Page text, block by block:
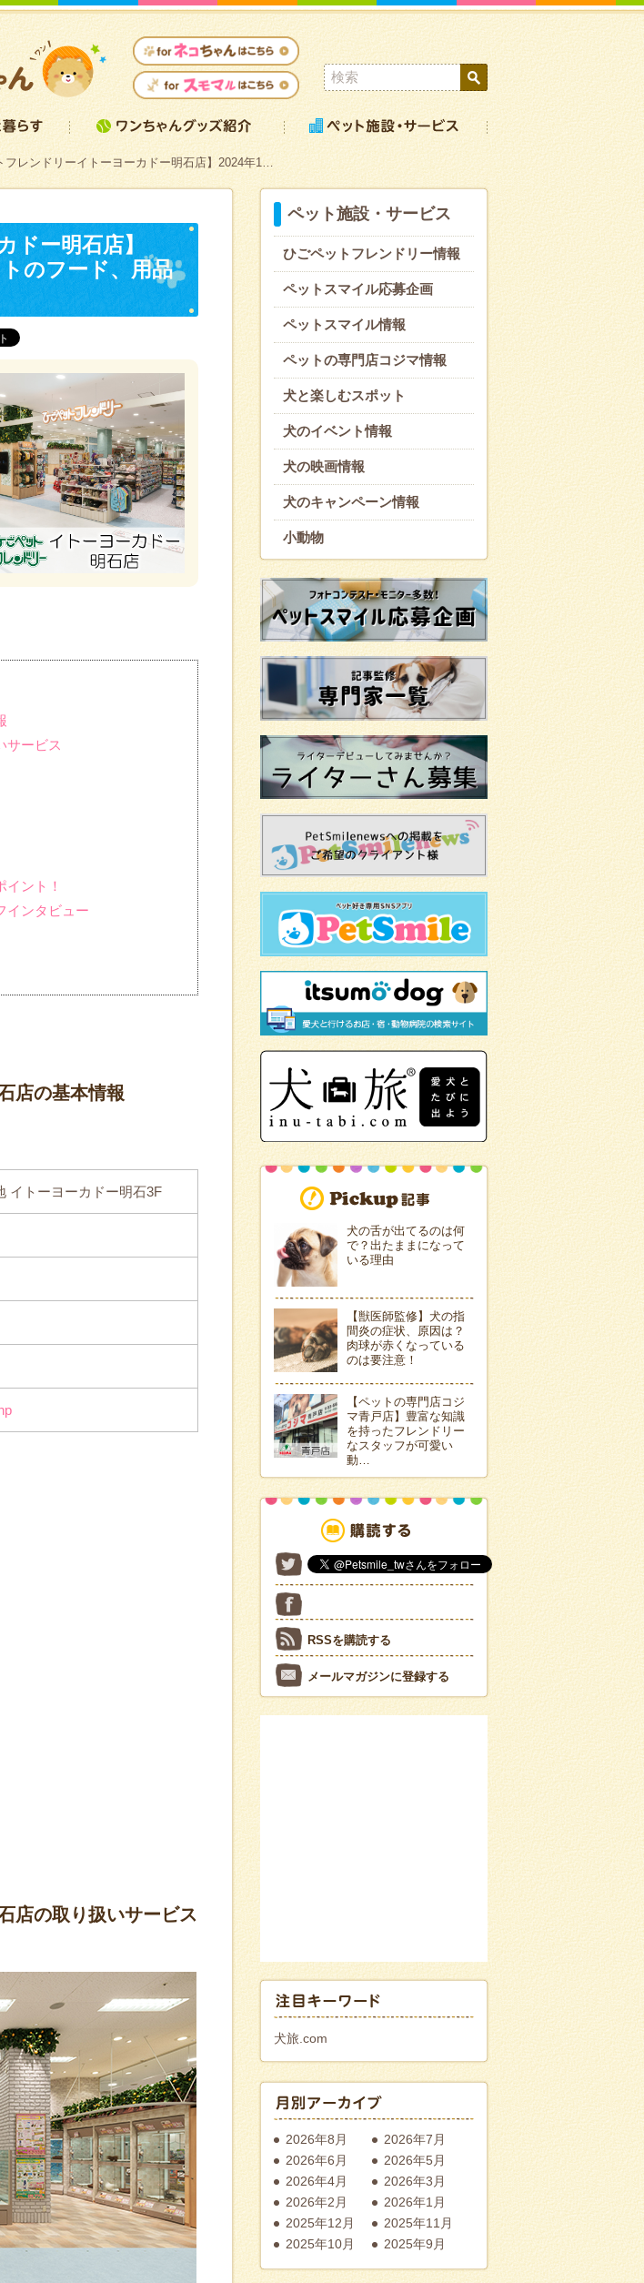
フレンドリーイトーヨーカドー明石店】2024年1…
ドー明石店】
のフード、用品
サービス
ント！
インタビュー
店の基本情報
イトーヨーカドー明石3F
店の取り扱いサービス
ペット施設・サービス
ひごペットフレンドリー情報
ペットスマイル応募企画
ペットスマイル情報
ペットの専門店コジマ情報
犬と楽しむスポット
犬のイベント情報
犬の映画情報
犬のキャンペーン情報
小動物
犬の舌が出てるのは何
で？出たままになって
いる理由
【獣医師監修】犬の指
間炎の症状、原因は？
肉球が赤くなっている
のは要注意！
【ペットの専門店コジ
マ青戸店】豊富な知識
を持ったフレンドリー
なスタッフが可愛い
動…
RSSを購読する
メールマガジンに登録する
犬旅.com
2026年8月
2026年7月
2026年6月
2026年5月
2026年4月
2026年3月
2026年2月
2026年1月
2025年12月
2025年11月
2025年10月
2025年9月